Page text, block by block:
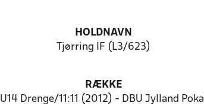
HOLDNAVN
Tjørring IF (L3/623)
RÆKKE
U14 Drenge/11:11 (2012) - DBU Jylland Pokal